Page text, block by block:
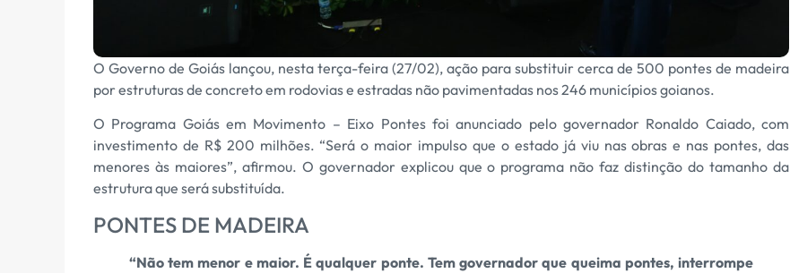
O Governo de Goiás lançou, nesta terça-feira (27/02), ação para substituir cerca de 500 pontes de madeira
por estruturas de concreto em rodovias e estradas não pavimentadas nos 246 municípios goianos.
O Programa Goiás em Movimento – Eixo Pontes foi anunciado pelo governador Ronaldo Caiado, com
investimento de R$ 200 milhões. “Será o maior impulso que o estado já viu nas obras e nas pontes, das
menores às maiores”, afirmou. O governador explicou que o programa não faz distinção do tamanho da
estrutura que será substituída.
PONTES DE MADEIRA
“Não tem menor e maior. É qualquer ponte. Tem governador que queima pontes, interrompe